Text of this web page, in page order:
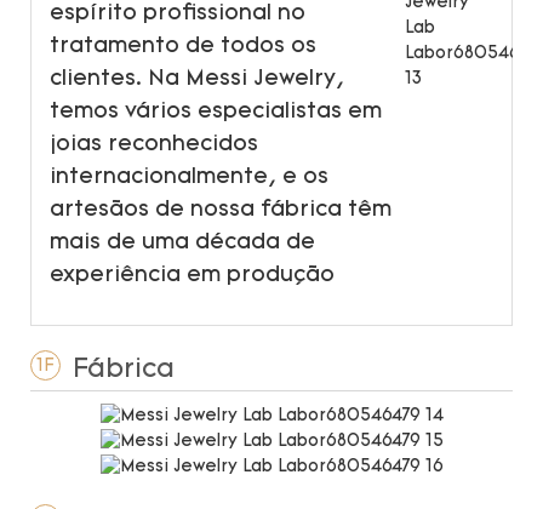
espírito profissional no
tratamento de todos os
clientes. Na Messi Jewelry,
temos vários especialistas em
joias reconhecidos
internacionalmente, e os
artesãos de nossa fábrica têm
mais de uma década de
experiência em produção
1F Fábrica